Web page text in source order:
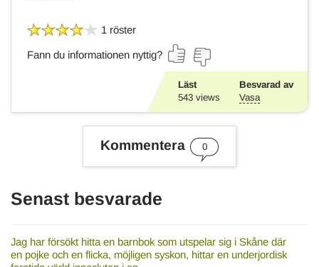
1 röster
Fann du informationen nyttig?
Läst
543 views
Besvarad av
Vasa
Kommentera 0
Senast besvarade
Jag har försökt hitta en barnbok som utspelar sig i Skåne där
en pojke och en flicka, möjligen syskon, hittar en underjordisk